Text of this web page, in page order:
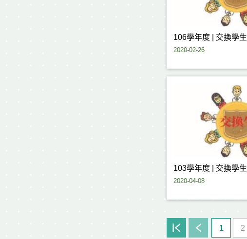
106學年度 | 交換學生
2020-02-26
103學年度 | 交換學生
2020-04-08
1 2